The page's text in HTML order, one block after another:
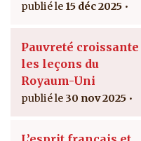
15 déc 2025
Pauvreté croissante
les leçons du
Royaum-Uni
30 nov 2025